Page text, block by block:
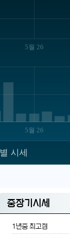
5월 26
5월 26
시세
중장기시세
1년중 최고점